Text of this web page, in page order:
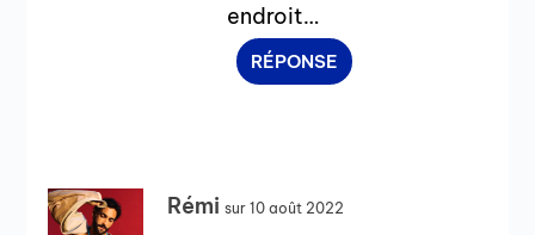
endroit…
RÉPONSE
Rémi sur 10 août 2022